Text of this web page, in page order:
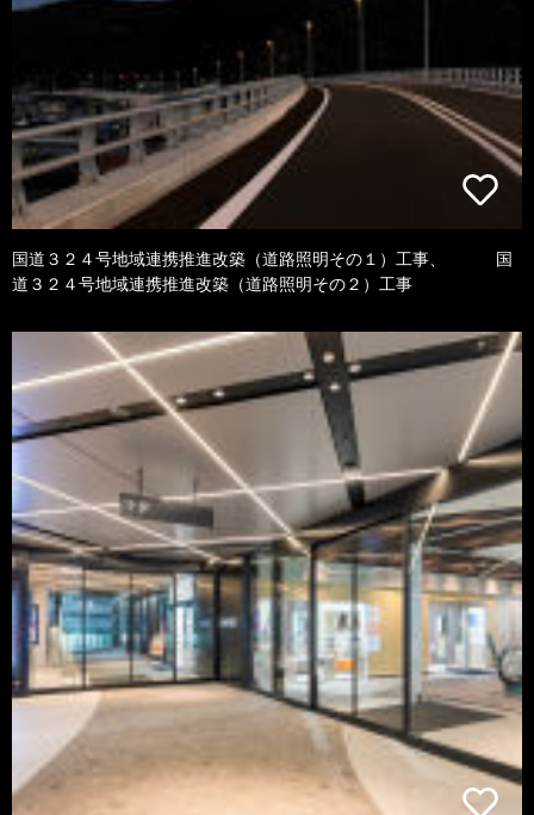
国道３２４号地域連携推進改築（道路照明その１）工事、 国
道３２４号地域連携推進改築（道路照明その２）工事